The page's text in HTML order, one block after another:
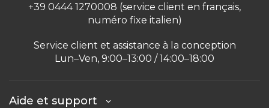
+39 0444 1270008 (service client en français,
numéro fixe italien)
Service client et assistance à la conception
Lun–Ven, 9:00–13:00 / 14:00–18:00
Aide et support